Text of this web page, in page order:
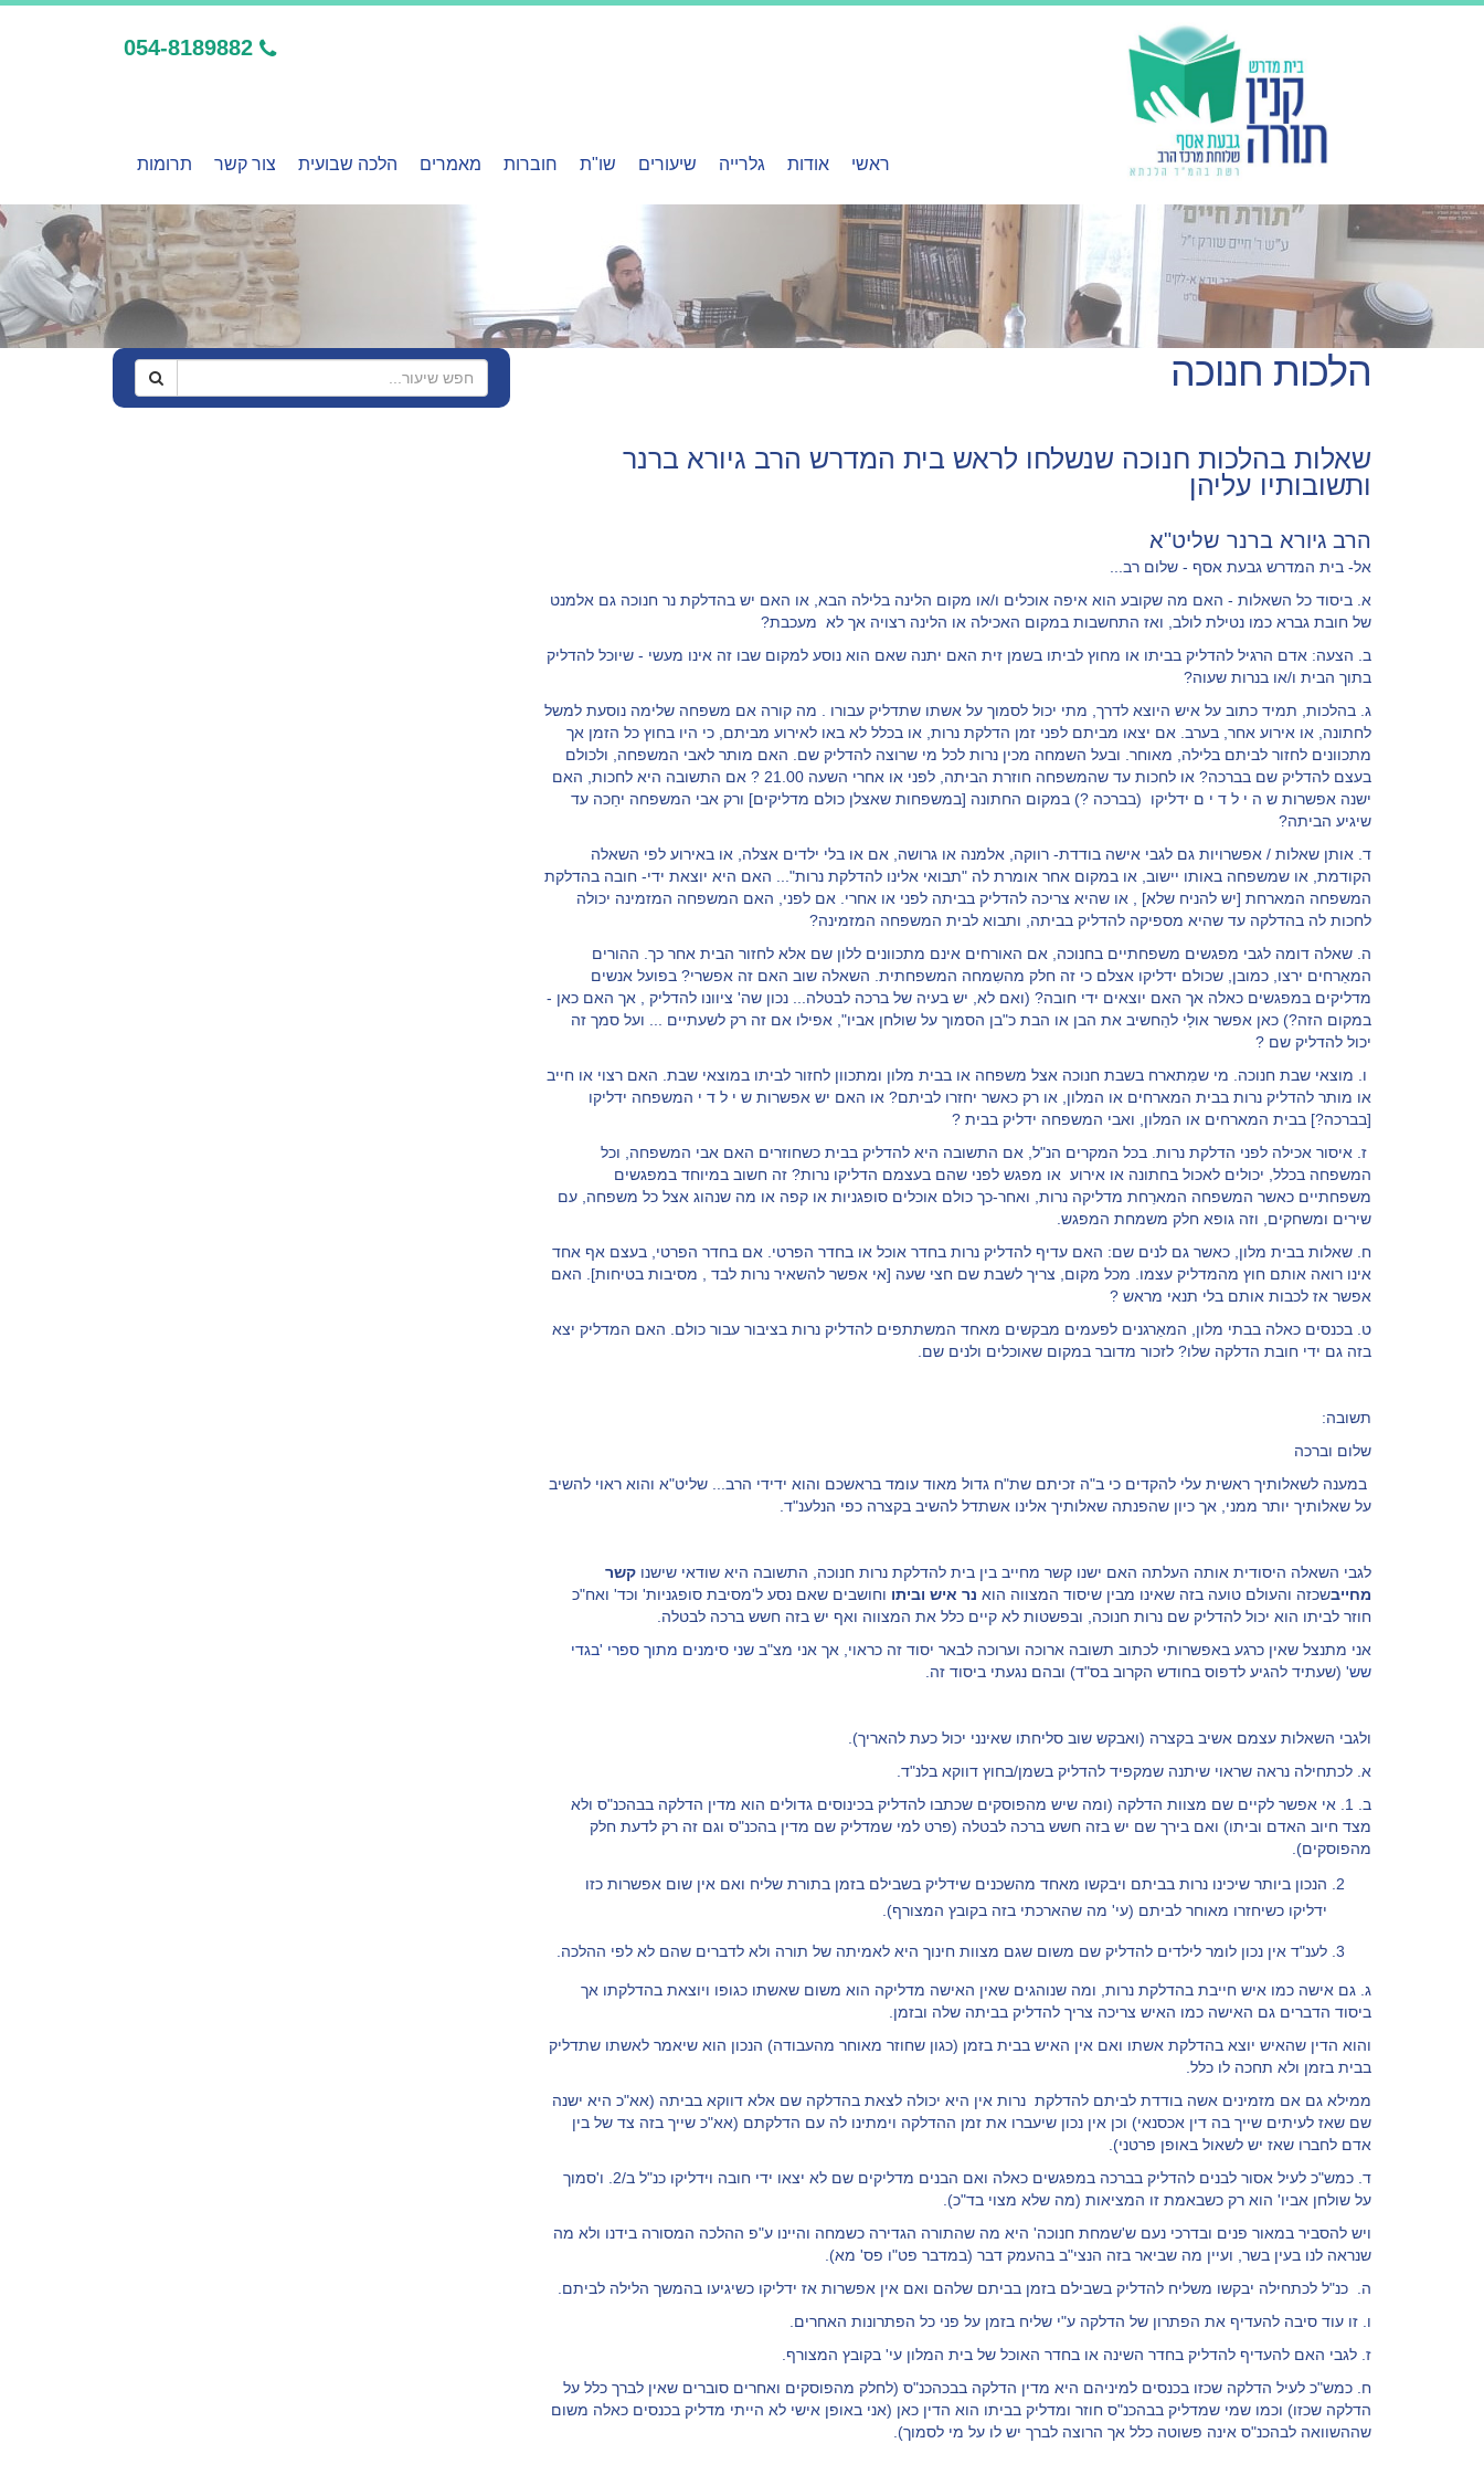
054-8189882
ראשי אודות גלרייה שיעורים שו"ת חוברות מאמרים הלכה שבועית צור קשר תרומות
הלכות חנוכה
שאלות בהלכות חנוכה שנשלחו לראש בית המדרש הרב גיורא ברנר
ותשובותיו עליהן
הרב גיורא ברנר שליט"א
אל- בית המדרש גבעת אסף - שלום רב...
א. ביסוד כל השאלות - האם מה שקובע הוא איפה אוכלים ו/או מקום הלינה בלילה הבא, או האם יש בהדלקת נר חנוכה גם אלמנט
של חובת גברא כמו נטילת לולב, ואז התחשבות במקום האכילה או הלינה רצויה אך לא מעכבת?
ב. הצעה: אדם הרגיל להדליק בביתו או מחוץ לביתו בשמן זית האם יתנה שאם הוא נוסע למקום שבו זה אינו מעשי - שיוכל להדליק
בתוך הבית ו/או בנרות שעוה?
ג. בהלכות, תמיד כתוב על איש היוצא לדרך, מתי יכול לסמוך על אשתו שתדליק עבורו . מה קורה אם משפחה שלימה נוסעת למשל
לחתונה, או אירוע אחר, בערב. אם יצאו מביתם לפני זמן הדלקת נרות, או בכלל לא באו לאירוע מביתם, כי היו בחוץ כל הזמן אך
מתכוונים לחזור לביתם בלילה, מאוחר. ובעל השמחה מכין נרות לכל מי שרוצה להדליק שם. האם מותר לאבי המשפחה, ולכולם
בעצם להדליק שם בברכה? או לחכות עד שהמשפחה חוזרת הביתה, לפני או אחרי השעה 21.00 ? אם התשובה היא לחכות, האם
ישנה אפשרות ש ה י ל ד י ם ידליקו (בברכה ?) במקום החתונה [במשפחות שאצלן כולם מדליקים] ורק אבי המשפחה יחַכה עד
שיגיע הביתה?
ד. אותן שאלות / אפשרויות גם לגבי אישה בודדת- רווקה, אלמנה או גרושה, אם או בלי ילדים אצלה, או באירוע לפי השאלה
הקודמת, או שמשפחה באותו יישוב, או במקום אחר אומרת לה "תבואי אלינו להדלקת נרות"... האם היא יוצאת ידי- חובה בהדלקת
המשפחה המארחת [יש להניח שלא] , או שהיא צריכה להדליק בביתה לפני או אחרי. אם לפני, האם המשפחה המזמינה יכולה
לחכות לה בהדלקה עד שהיא מספיקה להדליק בביתה, ותבוא לבית המשפחה המזמינה?
ה. שאלה דומה לגבי מפגשים משפחתיים בחנוכה, אם האורחים אינם מתכוונים ללון שם אלא לחזור הבית אחר כך. ההורים
המאַרחים ירצו, כמובן, שכולם ידליקו אצלם כי זה חלק מהשִמחה המשפחתית. השאלה שוב האם זה אפשרי? בפועל אנשים
מדליקים במפגשים כאלה אך האם יוצאים ידי חובה? (ואם לא, יש בעיה של ברכה לבטלה... נכון שה' ציוונו להדליק , אך האם כאן -
במקום הזה?) כאן אפשר אולַי להַחשיב את הבן או הבת כ"בן הסמוך על שולחן אביו", אפילו אם זה רק לשעתיים ... ועל סמך זה
יכול להדליק שם ?
ו. מוצאי שבת חנוכה. מי שמִתארח בשבת חנוכה אצל משפחה או בבית מלון ומתכוון לחזור לביתו במוצאי שבת. האם רצוי או חייב
או מותר להדליק נרות בבית המארחים או המלון, או רק כאשר יחזרו לביתם? או האם יש אפשרות ש י ל ד י המשפחה ידליקו
[בברכה?] בבית המארחים או המלון, ואבי המשפחה ידליק בבית ?
ז. איסור אכילה לפני הדלקת נרות. בכל המקרים הנ"ל, אם התשובה היא להדליק בבית כשחוזרים האם אבי המשפחה, וכל
המשפחה בכלל, יכולים לאכול בחתונה או אירוע או מפגש לפני שהם בעצמם הדליקו נרות? זה חשוב במיוחד במפגשים
משפחתיים כאשר המשפחה המארַחת מדליקה נרות, ואחר-כך כולם אוכלים סופגניות או קפה או מה שנהוג אצל כל משפחה, עם
שירים ומשחקים, וזה גופא חלק משמחת המפגש.
ח. שאלות בבית מלון, כאשר גם לנים שם: האם עדיף להדליק נרות בחדר אוכל או בחדר הפרטי. אם בחדר הפרטי, בעצם אף אחד
אינו רואה אותם חוץ מהמדליק עצמו. מכל מקום, צריך לשבת שם חצי שעה [אי אפשר להשאיר נרות לבד , מסיבות בטיחות]. האם
אפשר אז לכבות אותם בלי תנאי מראש ?
ט. בכנסים כאלה בבתי מלון, המאַרגנים לפעמים מבקשים מאחד המשתתפים להדליק נרות בציבור עבור כולם. האם המדליק יצא
בזה גם ידי חובת הדלקה שלו? לזכור מדובר במקום שאוכלים ולנים שם.
תשובה:
שלום וברכה
במענה לשאלותיך ראשית עלי להקדים כי ב"ה זכיתם שת"ח גדול מאוד עומד בראשכם והוא ידידי הרב... שליט"א והוא ראוי להשיב
על שאלותיך יותר ממני, אך כיון שהפנתה שאלותיך אלינו אשתדל להשיב בקצרה כפי הנלענ"ד.
לגבי השאלה היסודית אותה העלתה האם ישנו קשר מחייב בין בית להדלקת נרות חנוכה, התשובה היא שודאי שישנו קשר
מחייבשכזה והעולם טועה בזה שאינו מבין שיסוד המצווה הוא נר איש וביתו וחושבים שאם נסע ל'מסיבת סופגניות' וכד' ואח"כ
חוזר לביתו הוא יכול להדליק שם נרות חנוכה, ובפשטות לא קיים כלל את המצווה ואף יש בזה חשש ברכה לבטלה.
אני מתנצל שאין כרגע באפשרותי לכתוב תשובה ארוכה וערוכה לבאר יסוד זה כראוי, אך אני מצ"ב שני סימנים מתוך ספרי 'בגדי
שש' (שעתיד להגיע לדפוס בחודש הקרוב בס"ד) ובהם נגעתי ביסוד זה.
ולגבי השאלות עצמם אשיב בקצרה (ואבקש שוב סליחתו שאינני יכול כעת להאריך).
א. לכתחילה נראה שראוי שיתנה שמקפיד להדליק בשמן/בחוץ דווקא בלנ"ד.
ב. 1. אי אפשר לקיים שם מצוות הדלקה (ומה שיש מהפוסקים שכתבו להדליק בכינוסים גדולים הוא מדין הדלקה בבהכנ"ס ולא
מצד חיוב האדם וביתו) ואם בירך שם יש בזה חשש ברכה לבטלה (פרט למי שמדליק שם מדין בהכנ"ס וגם זה רק לדעת חלק
מהפוסקים).
הנכון ביותר שיכינו נרות בביתם ויבקשו מאחד מהשכנים שידליק בשבילם בזמן בתורת שליח ואם אין שום אפשרות כזו
ידליקו כשיחזרו מאוחר לביתם (עי' מה שהארכתי בזה בקובץ המצורף).
לענ"ד אין נכון לומר לילדים להדליק שם משום שגם מצוות חינוך היא לאמיתה של תורה ולא לדברים שהם לא לפי ההלכה.
ג. גם אישה כמו איש חייבת בהדלקת נרות, ומה שנוהגים שאין האישה מדליקה הוא משום שאשתו כגופו ויוצאת בהדלקתו אך
ביסוד הדברים גם האישה כמו האיש צריכה צריך להדליק בביתה שלה ובזמן.
והוא הדין שהאיש יוצא בהדלקת אשתו ואם אין האיש בבית בזמן (כגון שחוזר מאוחר מהעבודה) הנכון הוא שיאמר לאשתו שתדליק
בבית בזמן ולא תחכה לו כלל.
ממילא גם אם מזמינים אשה בודדת לביתם להדלקת נרות אין היא יכולה לצאת בהדלקה שם אלא דווקא בביתה (אא"כ היא ישנה
שם שאז לעיתים שייך בה דין אכסנאי) וכן אין נכון שיעברו את זמן ההדלקה וימתינו לה עם הדלקתם (אא"כ שייך בזה צד של בין
אדם לחברו שאז יש לשאול באופן פרטני).
ד. כמש"כ לעיל אסור לבנים להדליק בברכה במפגשים כאלה ואם הבנים מדליקים שם לא יצאו ידי חובה וידליקו כנ"ל ב/2. ו'סמוך
על שולחן אביו' הוא רק כשבאמת זו המציאות (מה שלא מצוי בד"כ).
ויש להסביר במאור פנים ובדרכי נעם ש'שמחת חנוכה' היא מה שהתורה הגדירה כשמחה והיינו ע"פ ההלכה המסורה בידנו ולא מה
שנראה לנו בעין בשר, ועיין מה שביאר בזה הנצי"ב בהעמק דבר (במדבר פט"ו פס' מא).
ה. כנ"ל לכתחילה יבקשו משליח להדליק בשבילם בזמן בביתם שלהם ואם אין אפשרות אז ידליקו כשיגיעו בהמשך הלילה לביתם.
ו. זו עוד סיבה להעדיף את הפתרון של הדלקה ע"י שליח בזמן על פני כל הפתרונות האחרים.
ז. לגבי האם להעדיף להדליק בחדר השינה או בחדר האוכל של בית המלון עי' בקובץ המצורף.
ח. כמש"כ לעיל הדלקה שכזו בכנסים למיניהם היא מדין הדלקה בבכהכנ"ס (לחלק מהפוסקים ואחרים סוברים שאין לברך כלל על
הדלקה שכזו) וכמו שמי שמדליק בבהכנ"ס חוזר ומדליק בביתו הוא הדין כאן (אני באופן אישי לא הייתי מדליק בכנסים כאלה משום
שההשוואה לבהכנ"ס אינה פשוטה כלל אך הרוצה לברך יש לו על מי לסמוך).